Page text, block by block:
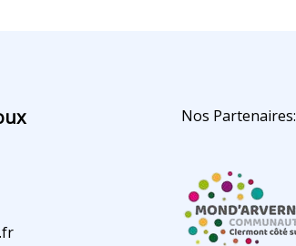
Nos Partenaires: